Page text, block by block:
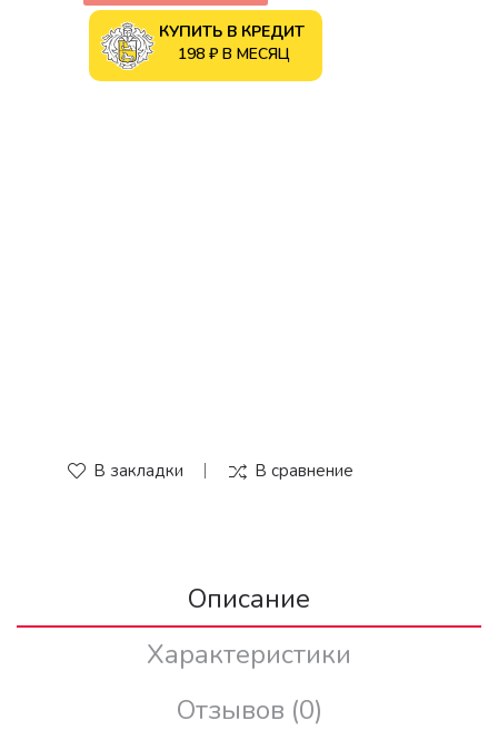
КУПИТЬ В КРЕДИТ
198 ₽ В МЕСЯЦ
В закладки В сравнение
Описание
Характеристики
Отзывов (0)